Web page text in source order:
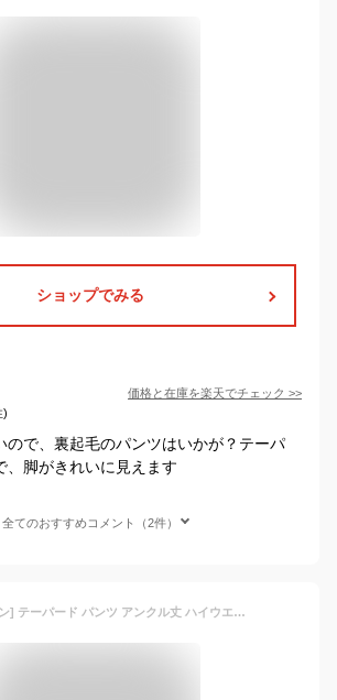
ショップでみる
価格と在庫を楽天でチェック >>
)
ので、裏起毛のパンツはいかが？テーパ
、脚がきれいに見えます
全てのおすすめコメント（2件）
[イヴ エヴァン] テーパード パンツ アンクル丈 ハイウエスト ロールアップ 風 センタープレス スラックス ベルト付き フルレングス ボトムス ズボン 秋冬 かわいい オフィス コーデ 通勤 仕事 ビジネス タック スーツ パンタロン スラックス バギー ポケット クール カッコイイ キレイメ フレア ハイウエスト 足長効果 アイボリーＩＶＯＲＹ ベージュ beige EE42-IV-XL